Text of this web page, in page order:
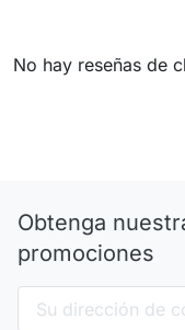
No hay reseñas de
Obtenga
promociones